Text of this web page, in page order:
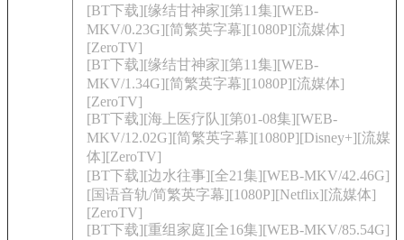
[BT下载][缘结甘神家][第11集][WEB-
MKV/0.23G][简繁英字幕][1080P][流媒体]
[ZeroTV]
[BT下载][缘结甘神家][第11集][WEB-
MKV/1.34G][简繁英字幕][1080P][流媒体]
[ZeroTV]
[BT下载][海上医疗队][第01-08集][WEB-
MKV/12.02G][简繁英字幕][1080P][Disney+][流媒
体][ZeroTV]
[BT下载][边水往事][全21集][WEB-MKV/42.46G]
[国语音轨/简繁英字幕][1080P][Netflix][流媒体]
[ZeroTV]
[BT下载][重组家庭][全16集][WEB-MKV/85.54G]